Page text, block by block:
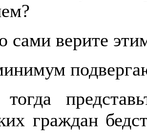
сами верите
граждан